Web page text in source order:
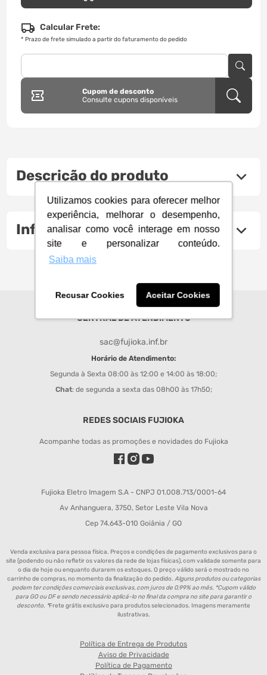
Utilizamos cookies para oferecer melhor
experiência, melhorar o desempenho,
analisar como você interage em nosso
site e personalizar conteúdo.
Saiba mais
Recusar Cookies Aceitar Cookies
Calcular Frete:
* Prazo de frete simulado a partir do faturamento do pedido
Cupom de desconto
Consulte cupons disponíveis
Descrição do produto
Informações Técnicas
CENTRAL DE ATENDIMENTO
sac@fujioka.inf.br
Horário de Atendimento:
Segunda à Sexta 08:00 às 12:00 e 14:00 às 18:00;
Chat: de segunda a sexta das 08h00 às 17h50;
REDES SOCIAIS FUJIOKA
Acompanhe todas as promoções e novidades do Fujioka
Fujioka Eletro Imagem S.A - CNPJ 01.008.713/0001-64
Av Anhanguera, 3750, Setor Leste Vila Nova
Cep 74.643-010 Goiânia / GO
Venda exclusiva para pessoa física. Preços e condições de pagamento exclusivos para o
site (podendo ou não refletir os valores da rede de lojas físicas), com validade somente para
o dia de hoje ou enquanto durarem os estoques. O preço válido será o mostrado no
carrinho de compras, no momento da finalização do pedido. Alguns produtos ou categorias
podem ter condições comerciais exclusivas, com juros de 0,99% ao mês. *Cupom válido
para GO ou DF e sendo necessário aplicá-lo no final da compra no site para garantir o
desconto. *Frete grátis exclusivo para produtos selecionados. Imagens meramente
ilustrativas.
Política de Entrega de Produtos
Aviso de Privacidade
Política de Pagamento